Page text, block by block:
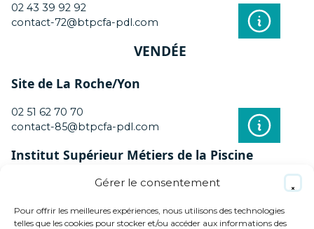
Gérer le consentement
Pour offrir les meilleures expériences, nous utilisons des technologies
telles que les cookies pour stocker et/ou accéder aux informations des
02 43 39 92 92
contact-72@btpcfa-pdl.com
VENDÉE
Site de La Roche/Yon
02 51 62 70 70
contact-85@btpcfa-pdl.com
Institut Supérieur Métiers de la Piscine